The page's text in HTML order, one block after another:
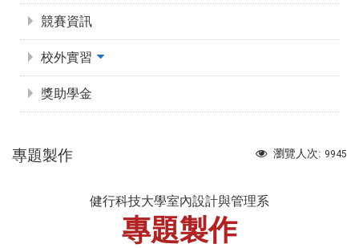
競賽資訊
校外實習
獎助學金
瀏覽人次: 9945
專題製作
健行科技大學室內設計與管理系
專題製作